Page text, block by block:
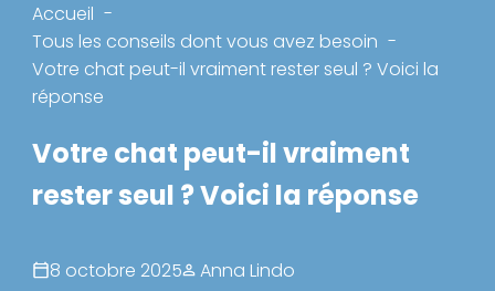
Accueil
Tous les conseils dont vous avez besoin
Votre chat peut-il vraiment rester seul ? Voici la
réponse
Votre chat peut-il vraiment
rester seul ? Voici la réponse
8 octobre 2025 Anna Lindo